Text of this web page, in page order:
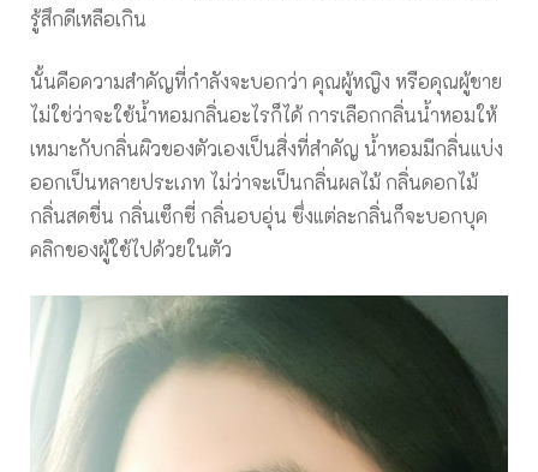
รู้สึกดีเหลือเกิน
นั้นคือความสำคัญที่กำลังจะบอกว่า คุณผู้หญิง หรือคุณผู้ชาย
ไม่ใช่ว่าจะใช้น้ำหอมกลิ่นอะไรก็ได้ การเลือกกลิ่นน้ำหอมให้
เหมาะกับกลิ่นผิวของตัวเองเป็นสิ่งที่สำคัญ น้ำหอมมีกลิ่นแบ่ง
ออกเป็นหลายประเภท ไม่ว่าจะเป็นกลิ่นผลไม้ กลิ่นดอกไม้
กลิ่นสดชื่น กลิ่นเซ็กซี่ กลิ่นอบอุ่น ซึ่งแต่ละกลิ่นก็จะบอกบุค
คลิกของผู้ใช้ไปด้วยในตัว